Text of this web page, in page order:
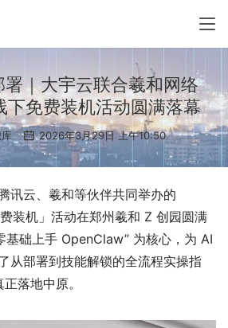
｜大宇云联合羲和网络
免费装机活动圆满落幕
2026年3月29日 上午10:50
讯云、羲和等伙伴共同举办的
装机」活动在郑州羲和 Z 创园圆满
基础上手 OpenClaw” 为核心，为 AI
从部署到技能解锁的全流程实操指
落地中原。